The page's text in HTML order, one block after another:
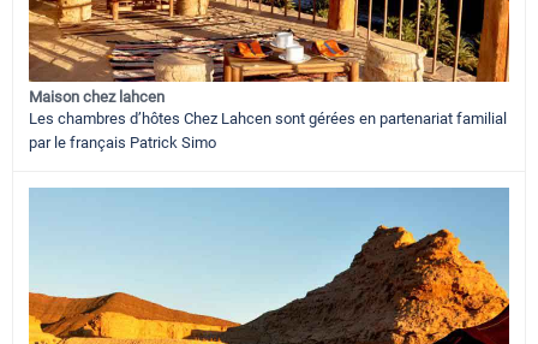
Maison chez lahcen
Les chambres d’hôtes Chez Lahcen sont gérées en partenariat familial
par le français Patrick Simo